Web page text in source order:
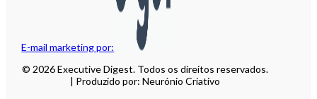
E-mail marketing por:
© 2026 Executive Digest. Todos os direitos reservados.
| Produzido por: Neurónio Criativo